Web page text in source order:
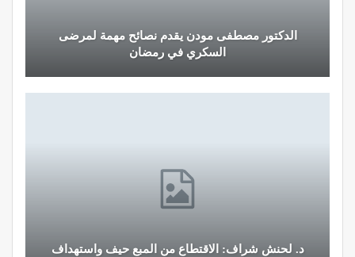
الدكتور مصطفى مودن يقدم نصائح مهمة لمرضى
السكري في رمضان
د. لحنش شراف: الاقتطاع من المبع حيف واستهداف